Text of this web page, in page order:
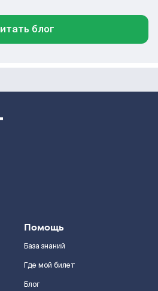
блог
Помощь
База знаний
Где мой билет
Блог